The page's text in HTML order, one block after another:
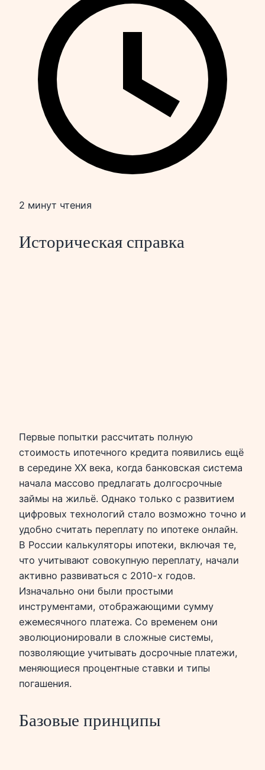
2 минут чтения
Историческая справка
Первые попытки рассчитать полную
стоимость ипотечного кредита появились ещё
в середине XX века, когда банковская система
начала массово предлагать долгосрочные
займы на жильё. Однако только с развитием
цифровых технологий стало возможно точно и
удобно считать переплату по ипотеке онлайн.
В России калькуляторы ипотеки, включая те,
что учитывают совокупную переплату, начали
активно развиваться с 2010-х годов.
Изначально они были простыми
инструментами, отображающими сумму
ежемесячного платежа. Со временем они
эволюционировали в сложные системы,
позволяющие учитывать досрочные платежи,
меняющиеся процентные ставки и типы
погашения.
Базовые принципы